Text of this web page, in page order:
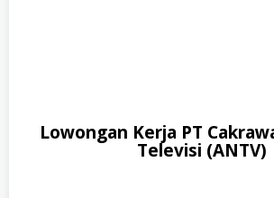
Lowongan Kerja PT
Televisi (ANTV)